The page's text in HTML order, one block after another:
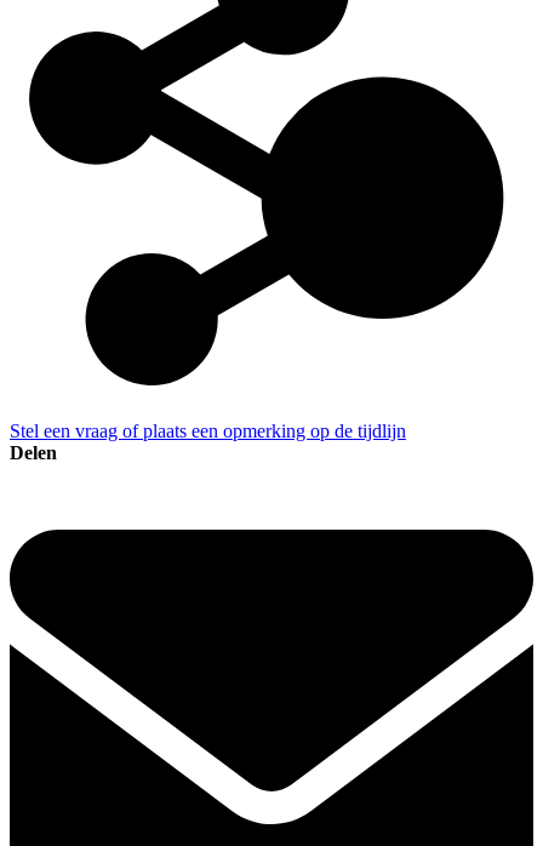
Stel een vraag of plaats een opmerking op de tijdlijn
Delen